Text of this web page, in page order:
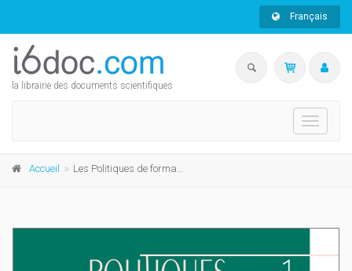
Français
la librairie des documents scientifiques
Toggle
Accueil Les Politiques de formation continuée des enseignants